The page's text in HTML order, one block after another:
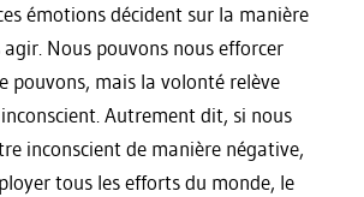
émotions décident sur la manière
Nous pouvons nous efforcer
pouvons, mais la volonté relève
Autrement dit, si nous
inconscient de manière négative,
tous les efforts du monde, le